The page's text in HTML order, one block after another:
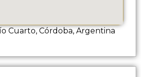
Cuarto, Córdoba, Argentina